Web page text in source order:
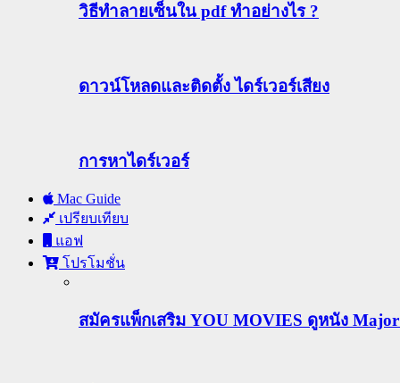
วิธีทําลายเซ็นใน pdf ทำอย่างไร ?
ดาวน์โหลดและติดตั้ง ไดร์เวอร์เสียง
การหาไดร์เวอร์
Mac Guide
เปรียบเทียบ
แอฟ
โปรโมชั่น
สมัครแพ็กเสริม YOU MOVIES ดูหนัง